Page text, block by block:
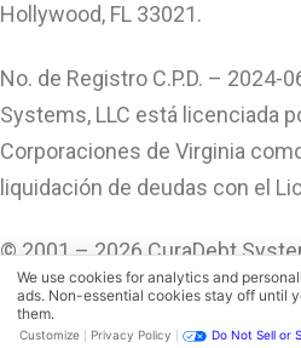
Hollywood, FL 33021.
No. de Registro C.P.D. – 2024-
Systems, LLC está licenciada
Corporaciones de Virginia
liquidación de deudas con el
© 2001 – 2026 CuraDebt
Derechos Reservados.
We use cookies for analytics and
ads. Non-essential cookies stay off until
them.
Customize Privacy Policy Do Not Sell or